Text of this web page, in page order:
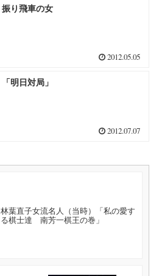
振り飛車の女
2012.05.05
「明日対局」
2012.07.07
林葉直子女流名人（当時）「私の愛す
る棋士達 南芳一棋王の巻」